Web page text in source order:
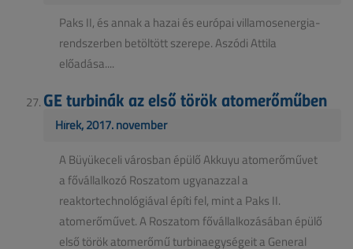
Paks II, és annak a hazai és európai villamosenergia-
rendszerben betöltött szerepe. Aszódi Attila
előadása....
GE turbinák az első török atomerőműben
Hírek, 2017. november
A Büyükeceli városban épülő Akkuyu atomerőművet
a fővállalkozó Roszatom ugyanazzal a
reaktortechnológiával építi fel, mint a Paks II.
atomerőművet. A Roszatom fővállalkozásában épülő
első török atomerőmű turbinaegységeit a General